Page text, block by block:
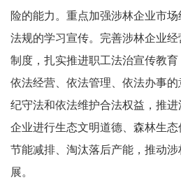
险的能力。重点加强涉林企业市
法规的学习宣传。完善涉林企业经
制度，扎实推进职工法治宣传教
依法经营、依法管理、依法办事
纪守法和依法维护合法权益，推
企业进行生态文明道德、森林生
节能减排、淘汰落后产能，推动
展。